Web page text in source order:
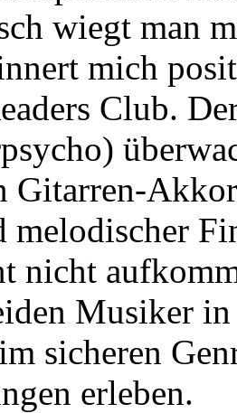
wiegt man
mich
Club.
Gitarren-
melodischer
nicht
Musiker
sicheren
erleben.